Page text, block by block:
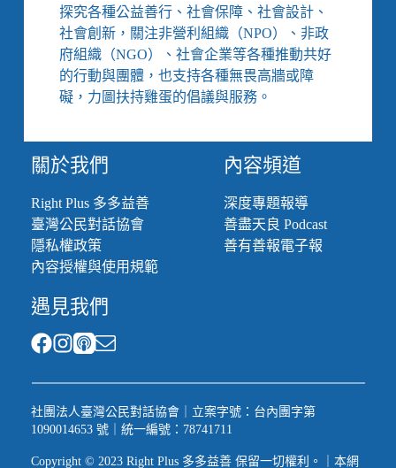
探究各種公益善行、社會保障、社會設計、
社會創新，關注非營利組織（NPO）、非政
府組織（NGO）、社會企業等各種推動共好
的行動與團體，也支持各種無畏高牆或障
礙，力圖扶持雞蛋的倡議與服務。
關於我們
Right Plus 多多益善
臺灣公民對話協會
隱私權政策
內容授權與使用規範
內容頻道
深度專題報導
善盡天良 Podcast
善有善報電子報
遇見我們
社團法人臺灣公民對話協會｜立案字號：台內團字第
1090014653 號｜統一編號：78741711
Copyright © 2023 Right Plus 多多益善 保留一切權利。｜本網